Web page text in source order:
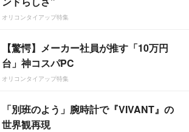
オリコンタイアップ特集
【驚愕】メーカー社員が推す「10万円
台」神コスパPC
オリコンタイアップ特集
「別班のよう」腕時計で『VIVANT』の
世界観再現